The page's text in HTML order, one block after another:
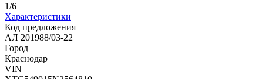
1/6
Характеристики
Код предложения
АЛ 201988/03-22
Город
Краснодар
VIN